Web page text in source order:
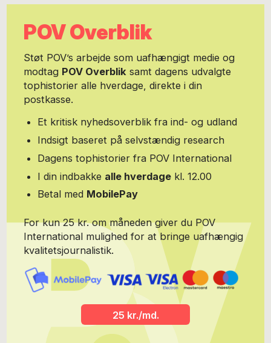
POV Overblik
Støt POV’s arbejde som uafhængigt medie og
modtag POV Overbliksamt dagens udvalgte
tophistorier alle hverdage, direkte i din
postkasse.
Et kritisk nyhedsoverblik fra ind- og udland
Indsigt baseret på selvstændig research
Dagens tophistorier fra POV International
I din indbakke alle hverdage kl. 12.00
Betal med MobilePay
For kun 25 kr. om måneden giver du POV
International mulighed for at bringe uafhængig
kvalitetsjournalistik.
25 kr./md.